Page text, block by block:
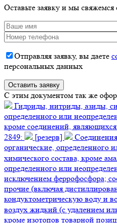
Оставьте заявку и мы
Отправляя заявку, вы даете
персональных данных
C этим документом так же
Гидриды, нитриды, азиды,
определенного или
кроме соединений,
2849:
[резерв]
органические, определенного
химического состава, кроме
определенного или
исключением феррофосфора;
прочие (включая
кондуктометрическую воду и
воздух жидкий (с удалением
кроме изотопов товарной